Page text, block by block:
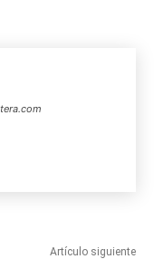
Artículo siguiente